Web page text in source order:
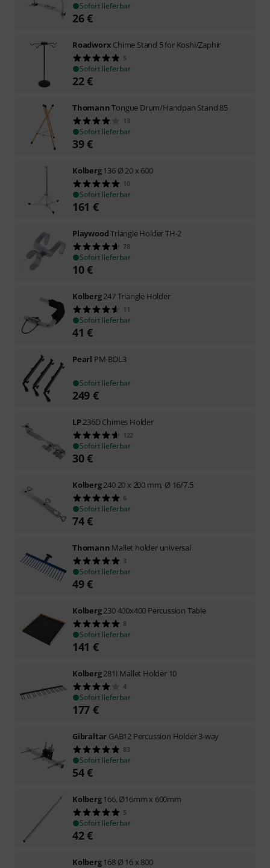
Sofort lieferbar
26€
Roadworx Chime Stand 5 for Koshi/Zaphir
5
Sofort lieferbar
22€
ThomannTongue Drum/Handpan Stand 85
13
Sofort lieferbar
39€
Kolberg136 Ø 20 x 600
10
Sofort lieferbar
161 €
PlaywoodTriangle Holder TH-2
78
Sofort lieferbar
10€
Kolberg247 Triangle Holder
11
Sofort lieferbar
41 €
Pearl PM-BDL3
Sofort lieferbar
249 €
LP236D Chimes Holder
122
Sofort lieferbar
30€
Kolberg240 20 x 200 mm, Ø 16/7.5
6
Sofort lieferbar
74€
Thomann Mallet holder universal
3
Sofort lieferbar
49€
Kolberg230 400x400 Percussion Table
8
Sofort lieferbar
141 €
Kolberg281I Mallet Holder 10
4
Sofort lieferbar
177 €
Gibraltar GAB12 Percussion Holder 3-way
83
Sofort lieferbar
54€
Kolberg166, Ø16mm x 600mm
5
Sofort lieferbar
42€
Kolberg168 Ø 16 x 800